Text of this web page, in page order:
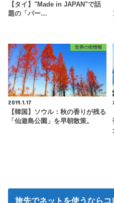
【タイ】"Made in JAPAN"で話
題の「パー…
世界の街情報
2019.1.17
【韓国】ソウル：秋の香りが残る
「仙遊島公園」を早朝散策。
旅先でネットを使うならコ